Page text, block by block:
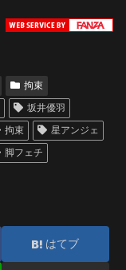
拘束
坂井優羽
拘束
星アンジェ
脚フェチ
はてブ